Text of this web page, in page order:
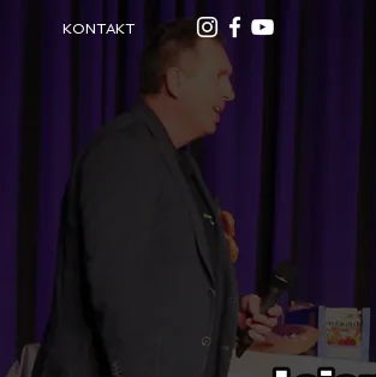
KONTAKT